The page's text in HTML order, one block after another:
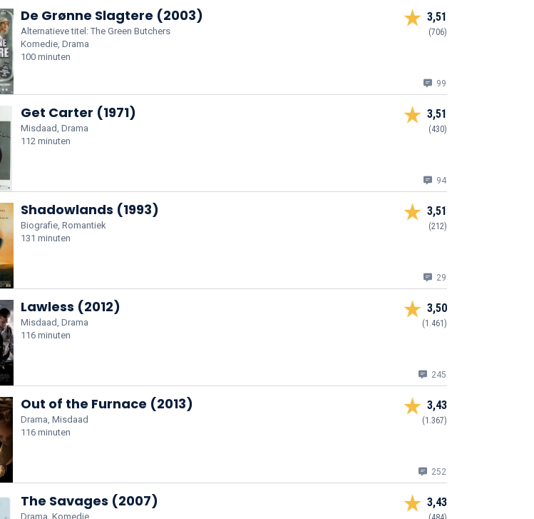
De Grønne Slagtere (2003)
Alternatieve titel: The Green Butchers
Komedie, Drama
100 minuten
3,51
(706)
99
Get Carter (1971)
Misdaad, Drama
112 minuten
3,51
(430)
94
Shadowlands (1993)
Biografie, Romantiek
131 minuten
3,51
(212)
29
Lawless (2012)
Misdaad, Drama
116 minuten
3,50
(1.461)
245
Out of the Furnace (2013)
Drama, Misdaad
116 minuten
3,43
(1.367)
252
The Savages (2007)
Drama, Komedie
3,43